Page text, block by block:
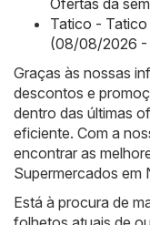
Tatico -
(08/08/2026
Graças às nossas
descontos e
dentro das últimas
eficiente. Com a
encontrar as
Supermercados em
Está à procura de